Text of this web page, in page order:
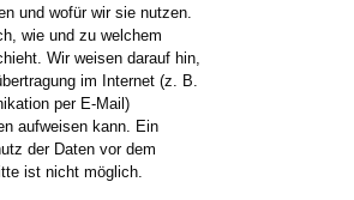
und wofür wir sie nutzen.
wie und zu welchem
Wir weisen darauf hin,
im Internet (z. B.
per E-Mail)
aufweisen kann. Ein
der Daten vor dem
ist nicht möglich.